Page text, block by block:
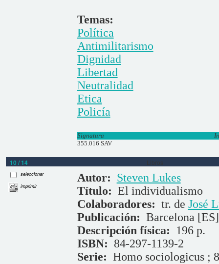
Temas:
Política
Antimilitarismo
Dignidad
Libertad
Neutralidad
Etica
Policía
Signatura
355.016 SAV
10 / 14 Libros
seleccionar
imprimir
Autor: Steven Lukes
Título: El individualismo
Colaboradores: tr. de José
Publicación: Barcelona
Descripción física: 196 p.
ISBN: 84-297-1139-2
Serie: Homo sociologicus ; 8